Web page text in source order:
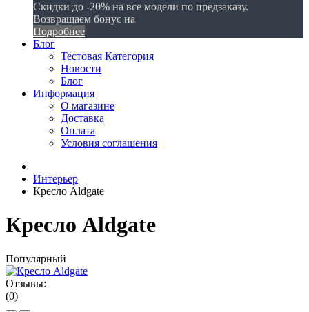
Скидки до -20% на все модели по предзаказу.
Возвращаем бонус на
Подробнее
Блог
Тестовая Категория
Новости
Блог
Информация
О магазине
Доставка
Оплата
Условия соглашения
Интерьер
Кресло Aldgate
Кресло Aldgate
Популярный
Отзывы:
(0)